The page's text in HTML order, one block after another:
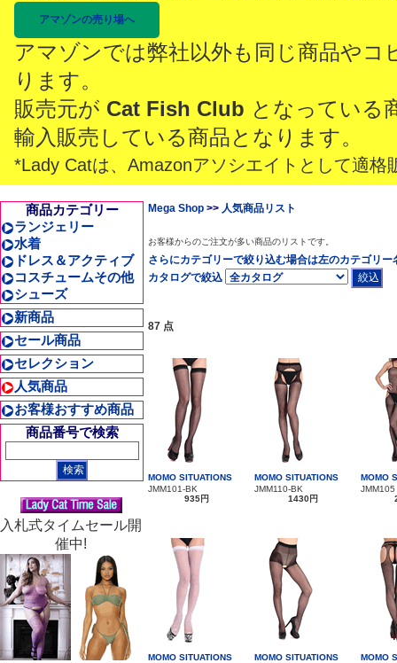
アマゾンの売り場へ
アマゾンでは弊社以外も同じ商品やコ
ります。
販売元が Cat Fish Club となっている
輸入販売している商品となります。
*Lady Catは、Amazonアソシエイトとして適格
商品カテゴリー
ランジェリー
水着
ドレス＆アクティブ
コスチュームその他
シューズ
新商品
セール商品
セレクション
人気商品
お客様おすすめ商品
商品番号で検索
入札式タイムセール開
催中!
Mega Shop >> 人気商品リスト
お客様からのご注文が多い商品のリストです。
さらにカテゴリーで絞り込む場合は左のカテゴリ
カタログで絞込
87 点
MOMO SITUATIONS
JMM101-BK
935円
MOMO SITUATIONS
JMM110-BK
1430円
MOMO
JMM105
MOMO SITUATIONS
MOMO SITUATIONS
MOMO